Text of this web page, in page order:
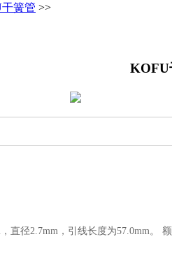
簧管 >>
KOFU
直径2.7mm，引线长度为57.0mm。